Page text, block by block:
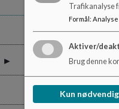
Trafikanalyse
Formål: Analyse
Aktiver/
Brug denne
Kun